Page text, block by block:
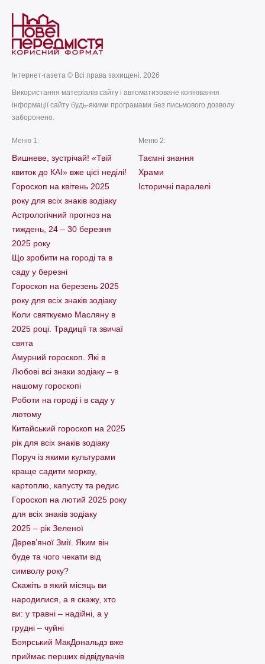
Інтернет-газета © Всі права захищені. 2026
Використання матеріалів сайту і автоматизоване копіювання
інформації сайту будь-якими програмами без письмового дозволу
заборонено.
Меню 1:
Вишневе, зустрічай! «Твій
квиток до КАІ» вже цієї неділі!
Гороскоп на квітень 2025
року для всіх знаків зодіаку
Астрологічний прогноз на
тиждень, 24 – 30 березня
2025 року
Що зробити на городі та в
саду у березні
Гороскоп на березень 2025
року для всіх знаків зодіаку
Коли святкуємо Масляну в
2025 році. Традиції та звичаї
свята
Амурний гороскоп. Які в
Любові всі знаки зодіаку – в
нашому гороскопі
Pоботи на городі і в саду у
лютому
Китайський гороскоп на 2025
рік для всіх знаків зодіаку
Поруч із якими культурами
краще садити моркву,
картоплю, капусту та редис
Гороскоп на лютий 2025 року
для всіх знаків зодіаку
2025 – рік Зеленої
Дерев’яної Змії. Яким він
буде та чого чекати від
символу року?
Скажіть в який місяць ви
народилися, а я скажу, хто
ви: у травні – надійні, а у
грудні – чуйні
Боярський МакДональдз вже
приймає перших відвідувачів
Меню 2:
Таємні знання
Храми
Історичні паралелі